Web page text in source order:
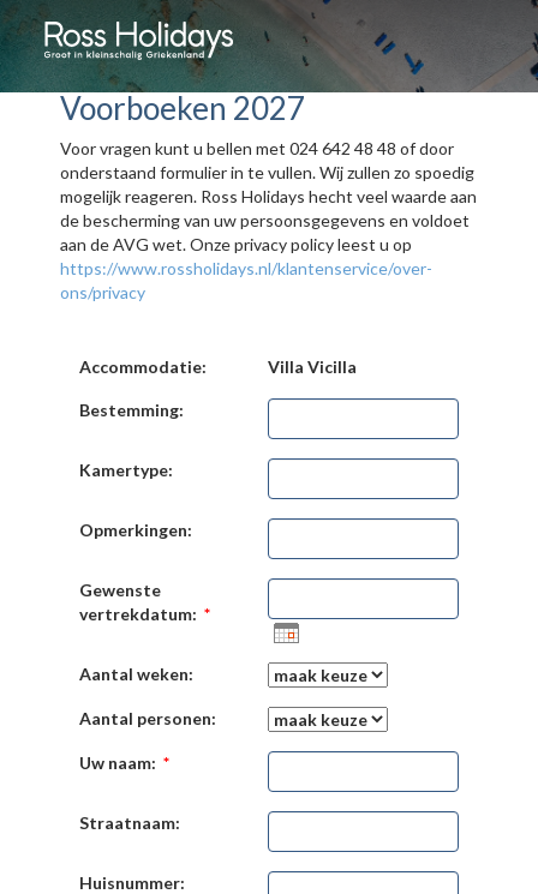
Voorboeken 2027
Voor vragen kunt u bellen met 024 642 48 48 of door
onderstaand formulier in te vullen. Wij zullen zo spoedig
mogelijk reageren. Ross Holidays hecht veel waarde aan
de bescherming van uw persoonsgegevens en voldoet
aan de AVG wet. Onze privacy policy leest u op
https://www.rossholidays.nl/klantenservice/over-
ons/privacy
Accommodatie: Villa Vicilla
Bestemming:
Kamertype:
Opmerkingen:
Gewenste
vertrekdatum: *
Aantal weken:
Aantal personen:
Uw naam: *
Straatnaam:
Huisnummer: